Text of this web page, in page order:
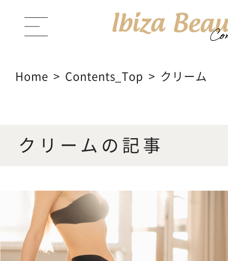
PRODUCTS商品一覧
CONTENTSコンテンツサイト
Feminine Care フェムケア
Home Contents_Top クリーム
クリームの記事